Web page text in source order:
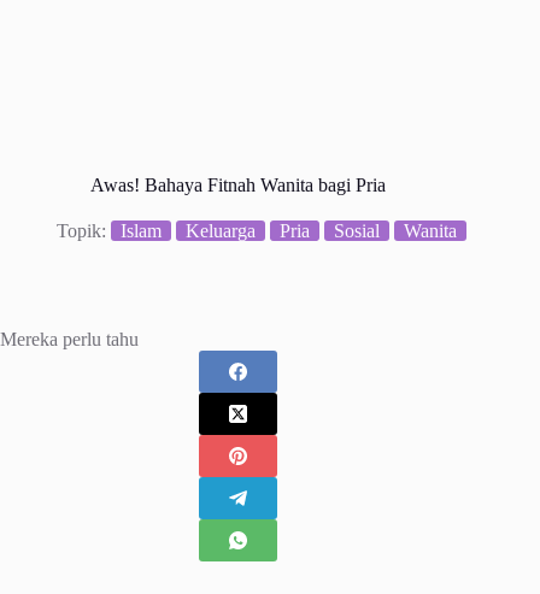
Awas! Bahaya Fitnah Wanita bagi Pria
Topik: Islam Keluarga Pria Sosial Wanita
Mereka perlu tahu